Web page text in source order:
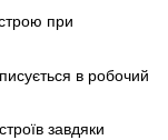
при
в робочий
завдяки